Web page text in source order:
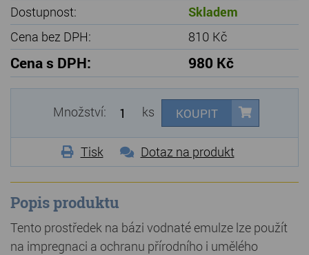
Dostupnost:
Skladem
Cena bez DPH:
810 Kč
Cena s DPH: 980 Kč
Množství: ks KOUPIT
Tisk Dotaz na produkt
Popis produktu
Tento prostředek na bázi vodnaté emulze lze použít
na impregnaci a ochranu přírodního i umělého